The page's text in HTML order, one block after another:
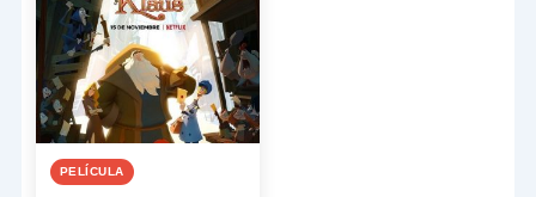
PELÍCULA